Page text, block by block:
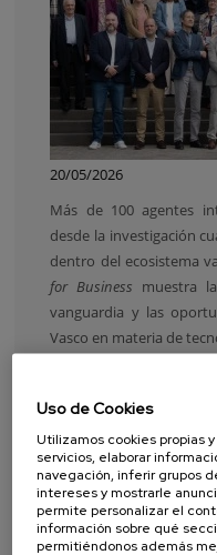
20/05/2026
Más de 100 agentes
desde la investigación
dentro del ecosistema
for Business muestra
vanguardia y las
Vasco en materia de
NANOGUNE
SCIENCE
CHARLAS
Y
INFORMACIÓN
Uso de Cookies
Utilizamos cookies propias
servicios, elaborar
navegación, inferir grupos
intereses y mostrarle
permite personalizar el
información sobre qué
permitiéndonos además